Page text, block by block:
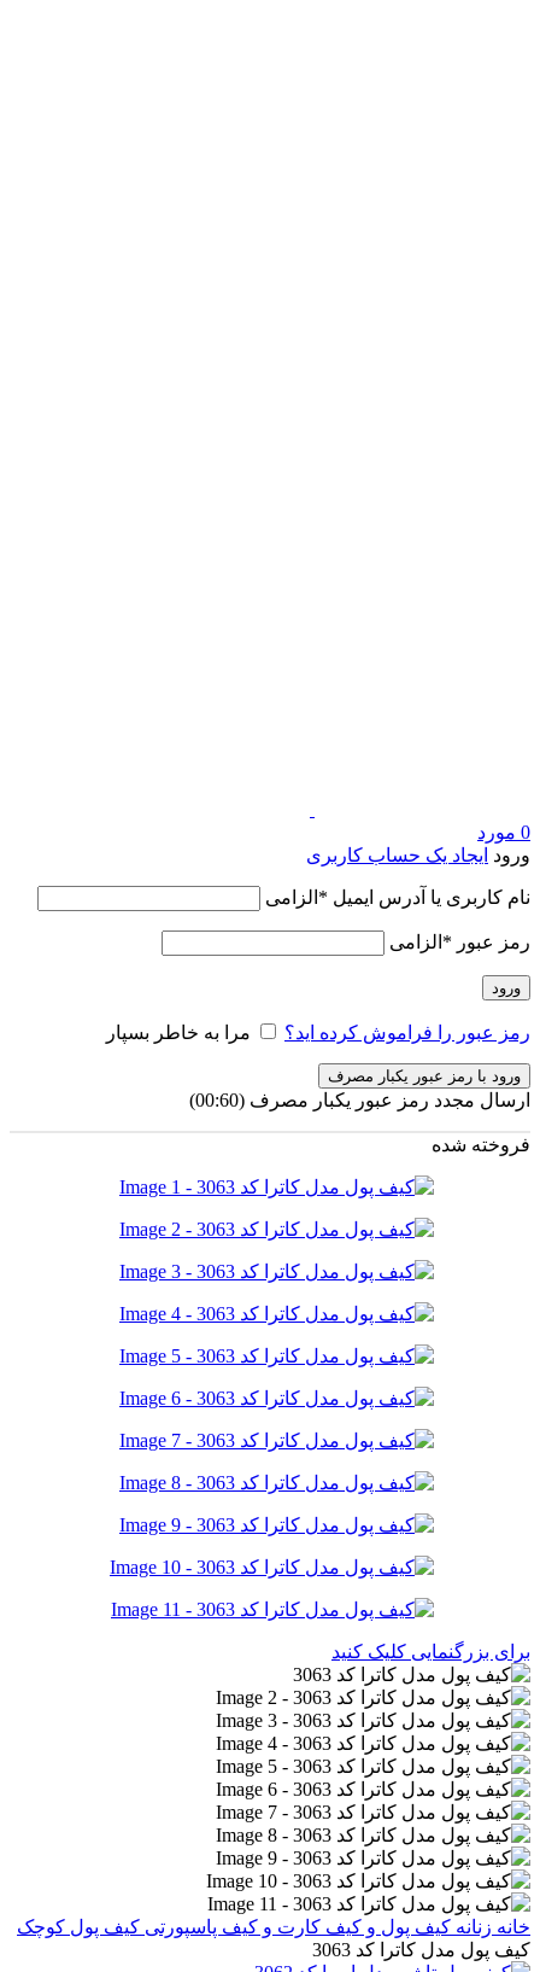
0 مورد
ورود ایجاد یک حساب کاربری
نام کاربری یا آدرس ایمیل * الزامی
رمز عبور * الزامی
ورود
رمز عبور را فراموش کرده اید؟ مرا به خاطر بسپار
ورود با رمز عبور یکبار مصرف
ارسال مجدد رمز عبور یکبار مصرف (00:
60
)
فروخته شده
برای بزرگنمایی کلیک کنید
خانه زنانه کیف پول و کیف کارت و کیف پاسپورتی کیف پول کوچک
کیف پول مدل کاترا کد 3063